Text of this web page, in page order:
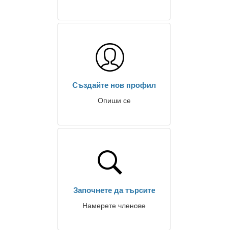
Създайте нов профил
Опиши се
Започнете да търсите
Намерете членове